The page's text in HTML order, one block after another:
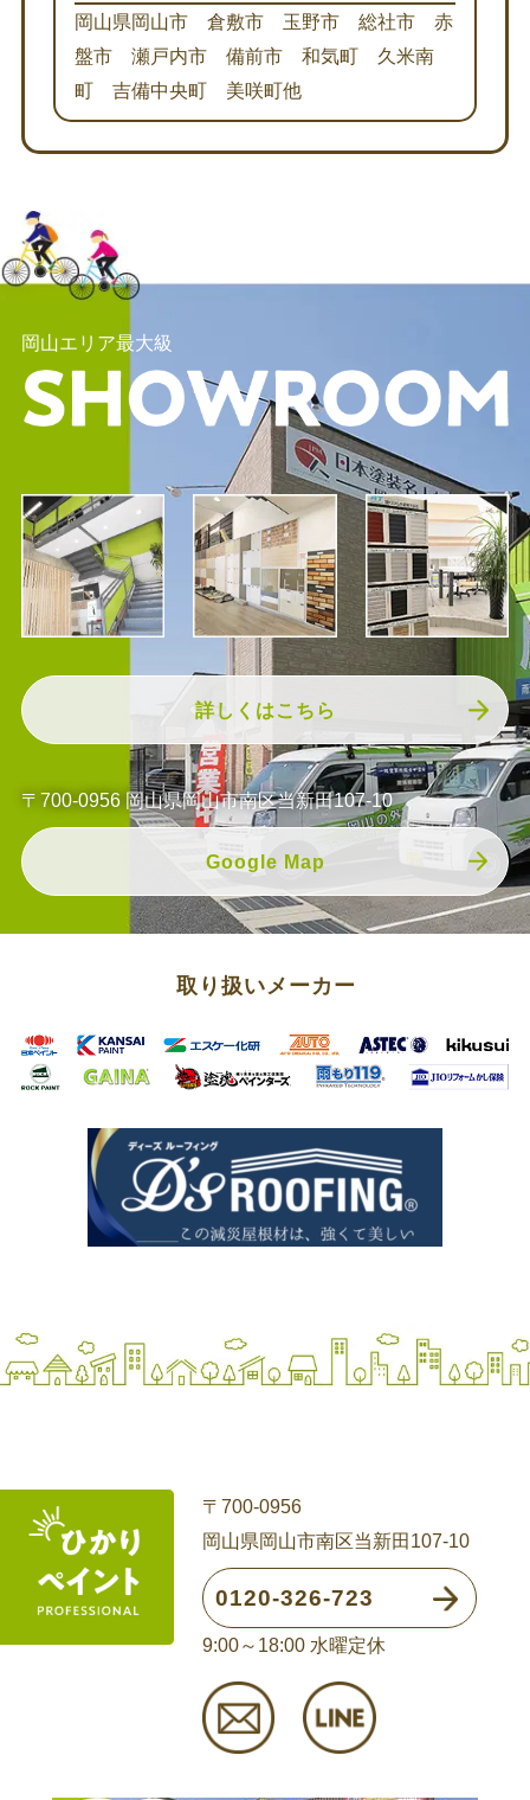
岡山県岡山市 倉敷市 玉野市 総社市 赤
盤市 瀬戸内市 備前市 和気町 久米南
町 吉備中央町 美咲町他
岡山エリア最大級
詳しくはこちら
〒700-0956 岡山県岡山市南区当新田107-10
Google Map
取り扱いメーカー
〒700-0956
岡山県岡山市南区当新田107-10
0120-326-723
9:00～18:00 水曜定休